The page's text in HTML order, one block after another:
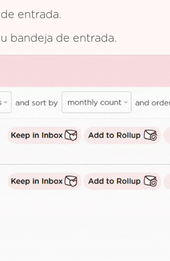
entrada.
bandeja de entrada.